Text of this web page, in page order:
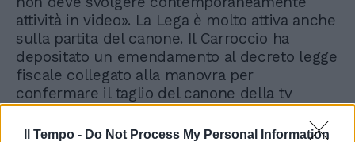
Il Tempo - Do Not Process My Personal Information
attività in video». La Lega è molto attiva anche
sulla partita del canone. Il Carroccio ha
depositato un emendamento al decreto legge
fiscale collegato alla manovra per
confermare il taglio del canone della tv
pubblica da 90 a 70 euro come previsto dalla
scorsa legge di bilancio.